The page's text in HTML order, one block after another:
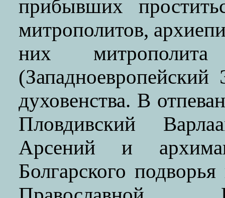
прибывших
митрополитов,
них
(Западноевропейский
духовенства. В
Пловдивский
Арсений и
Болгарского